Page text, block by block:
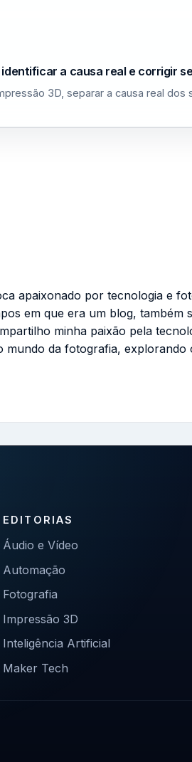
a causa real e corrigir
3D, separar a causa real
apaixonado por tecnologia e
em que era um blog,
minha paixão pela
mundo da fotografia,
EDITORIAS
Áudio e Vídeo
Automação
Fotografia
Impressão 3D
Inteligência Artificial
Maker Tech